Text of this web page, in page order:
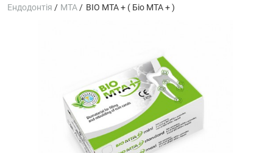
Ендодонтія / МТА / BIO MTA + ( Біо МТА + )